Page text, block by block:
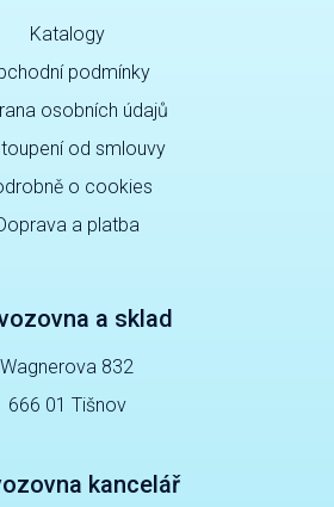
Katalogy
podmínky
osobních údajů
od smlouvy
o cookies
a platba
a sklad
Wagnerova 832
666 01 Tišnov
kancelář